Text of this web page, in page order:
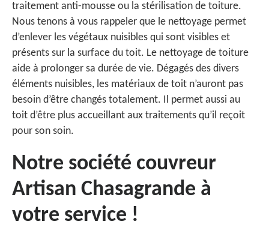
traitement anti-mousse ou la stérilisation de toiture.
Nous tenons à vous rappeler que le nettoyage permet
d’enlever les végétaux nuisibles qui sont visibles et
présents sur la surface du toit. Le nettoyage de toiture
aide à prolonger sa durée de vie. Dégagés des divers
éléments nuisibles, les matériaux de toit n’auront pas
besoin d’être changés totalement. Il permet aussi au
toit d’être plus accueillant aux traitements qu’il reçoit
pour son soin.
Notre société couvreur
Artisan Chasagrande à
votre service !